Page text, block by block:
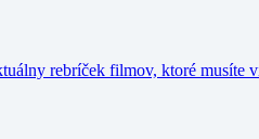
rebríček filmov, ktoré musíte